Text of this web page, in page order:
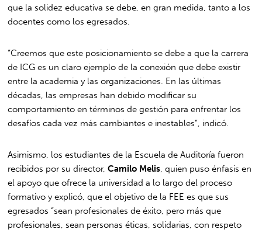
que la solidez educativa se debe, en gran medida, tanto a los
docentes como los egresados.
“Creemos que este posicionamiento se debe a que la carrera
de ICG es un claro ejemplo de la conexión que debe existir
entre la academia y las organizaciones. En las últimas
décadas, las empresas han debido modificar su
comportamiento en términos de gestión para enfrentar los
desafíos cada vez más cambiantes e inestables”, indicó.
Asimismo, los estudiantes de la Escuela de Auditoría fueron
recibidos por su director,Camilo Melis, quien puso énfasis en
el apoyo que ofrece la universidad a lo largo del proceso
formativo y explicó, que el objetivo de la FEE es que sus
egresados “sean profesionales de éxito, pero más que
profesionales, sean personas éticas, solidarias, con respeto